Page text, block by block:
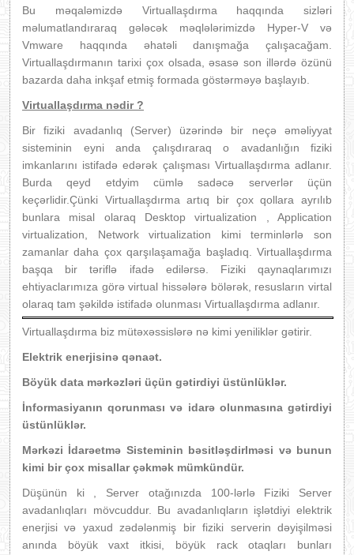
Bu məqaləmizdə Virtuallaşdırma haqqında sizləri
məlumatlandıraraq gələcək məqlələrimizdə Hyper-V və
Vmware haqqında əhatəli danışmağa çalışacağam.
Virtuallaşdırmanın tarixi çox olsada, əsasə son illərdə özünü
bazarda daha inkşaf etmiş formada göstərməyə başlayıb.
Virtuallaşdırma nədir ?
Bir fiziki avadanlıq (Server) üzərində bir neçə əməliyyat
sisteminin eyni anda çalışdıraraq o avadanlığın fiziki
imkanlarını istifadə edərək çalışması Virtuallaşdırma adlanır.
Burda qeyd etdyim cümlə sadəcə serverlər üçün
keçərlidir.Çünki Virtuallaşdırma artıq bir çox qollara ayrılıb
bunlara misal olaraq Desktop virtualization , Application
virtualization, Network virtualization kimi terminlərlə son
zamanlar daha çox qarşılaşamağa başladıq. Virtuallaşdırma
başqa bir təriflə ifadə edilərsə. Fiziki qaynaqlarımızı
ehtiyaclarımıza görə virtual hissələrə bölərək, resusların virtal
olaraq tam şəkildə istifadə olunması Virtuallaşdırma adlanır.
Virtuallaşdırma biz mütəxəssislərə nə kimi yeniliklər gətirir.
Elektrik enerjisinə qənaət.
Böyük data mərkəzləri üçün gətirdiyi üstünlüklər.
İnformasiyanın qorunması və idarə olunmasına gətirdiyi
üstünlüklər.
Mərkəzi İdarəetmə Sisteminin bəsitləşdirlməsi və bunun
kimi bir çox misallar çəkmək mümkündür.
Düşünün ki , Server otağınızda 100-lərlə Fiziki Server
avadanlıqları mövcuddur. Bu avadanlıqların işlətdiyi elektrik
enerjisi və yaxud zədələnmiş bir fiziki serverin dəyişilməsi
anında böyük vaxt itkisi, böyük rack otaqları bunları